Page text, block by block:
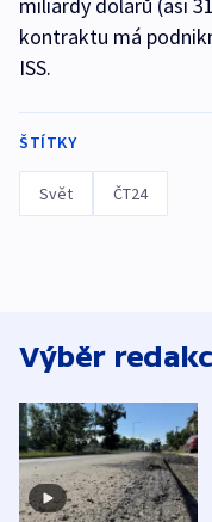
miliardy dolarů (asi
kontraktu má
ISS.
ŠTÍTKY
Svět ČT24
Výběr